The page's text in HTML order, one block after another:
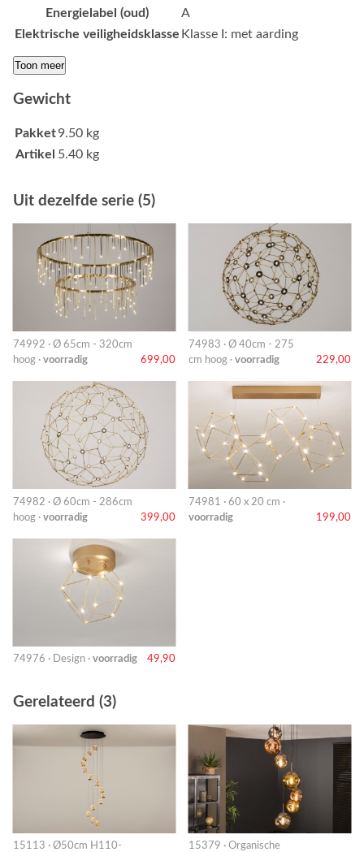
Energielabel (oud)
A
Elektrische veiligheidsklasse Klasse I: met aarding
Toon meer
Gewicht
Pakket9.50 kg
Artikel 5.40 kg
Uit dezelfde serie (5)
74992 · Ø 65cm - 320cm
hoog · voorradig 699,00
74983 · Ø 40cm - 275
cm hoog · voorradig 229,00
74982 · Ø 60cm - 286cm
hoog · voorradig 399,00
74981 · 60 x 20 cm ·
voorradig
199,00
74976 · Design · voorradig 49,90
Gerelateerd (3)
15113 · Ø50cm H110-
15379 · Organische